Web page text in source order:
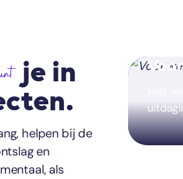
je in
helpen bij de
en
als